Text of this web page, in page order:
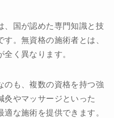
、国が認めた専門知識と技
。無資格の施術者とは、
く異なります。
のも、複数の資格を持つ強
灸やマッサージといった
な施術を提供できます。